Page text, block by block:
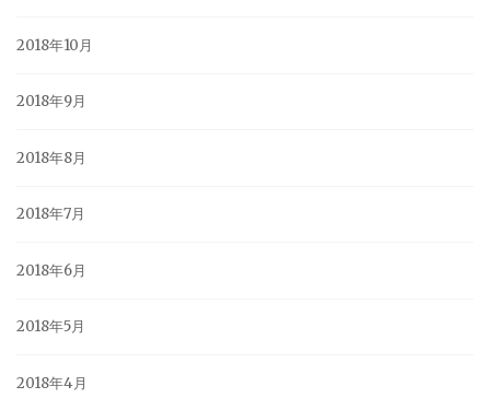
2018年10月
2018年9月
2018年8月
2018年7月
2018年6月
2018年5月
2018年4月